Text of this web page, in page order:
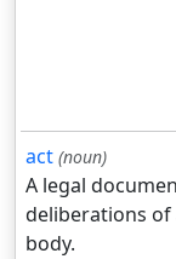
act (noun)
A legal
deliberations of
body.